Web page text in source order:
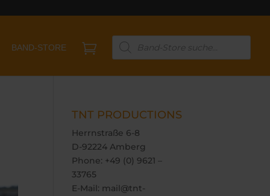
BAND-STORE 
Products
search
TNT PRODUCTIONS
Herrnstraße 6-8
D-92224 Amberg
Phone: +49 (0) 9621 –
33765
E-Mail: mail@tnt-